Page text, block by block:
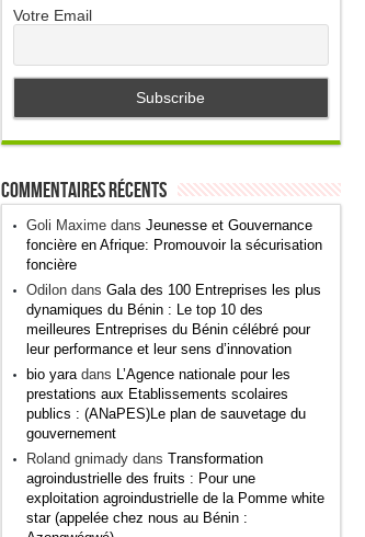
Votre Email
Commentaires récents
Goli Maximedans Jeunesse et Gouvernance
foncière en Afrique: Promouvoir la sécurisation
foncière
Odilondans Gala des 100 Entreprises les plus
dynamiques du Bénin : Le top 10 des
meilleures Entreprises du Bénin célébré pour
leur performance et leur sens d’innovation
bio yaradans L’Agence nationale pour les
prestations aux Etablissements scolaires
publics : (ANaPES)Le plan de sauvetage du
gouvernement
Roland gnimadydans Transformation
agroindustrielle des fruits : Pour une
exploitation agroindustrielle de la Pomme white
star (appelée chez nous au Bénin :